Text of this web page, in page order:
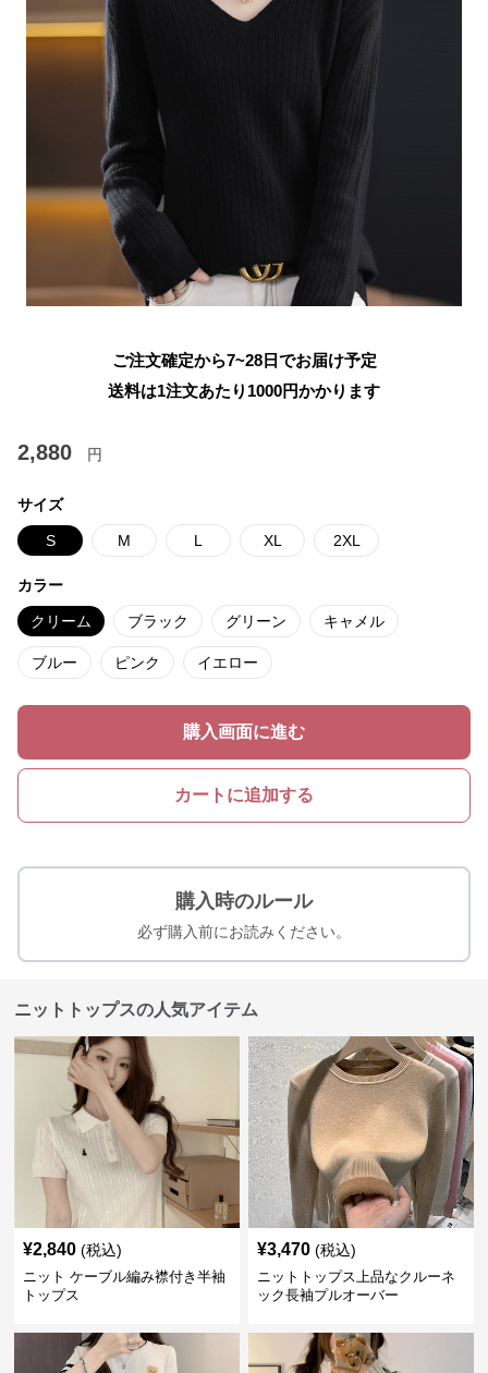
ご注文確定から7~28日でお届け予定
送料は1注文あたり 1000円かかります
2,880 円
サイズ
S M L XL 2XL
カラー
クリーム ブラック グリーン キャメル
ブルー ピンク イエロー
購入画面に進む
カートに追加する
購入時のルール
必ず購入前にお読みください。
ニットトップスの人気アイテム
¥2,840 (税込)
ニット ケーブル編み襟付き半袖
トップス
¥3,470 (税込)
ニットトップス上品なクルーネ
ック長袖プルオーバー